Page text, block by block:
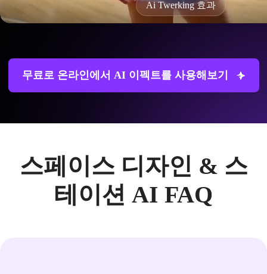
Ai Twerking 효과
무료로 온라인에서 AI 이펙트를 사용해보기
스페이스 디자인 & 스
테이션 AI FAQ